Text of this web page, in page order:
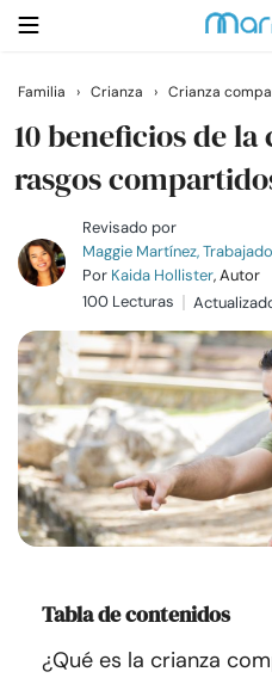
Buscar
Casarse
Relaciones
Familia
Ayuda
Cursos
Comunidad
Familia › Crianza › Crianza
10 beneficios de
rasgos
Revisado por
Maggie Martínez,
Por Kaida Hollister, Autor
100 Lecturas
Tabla de contenidos
¿Qué es la crianza